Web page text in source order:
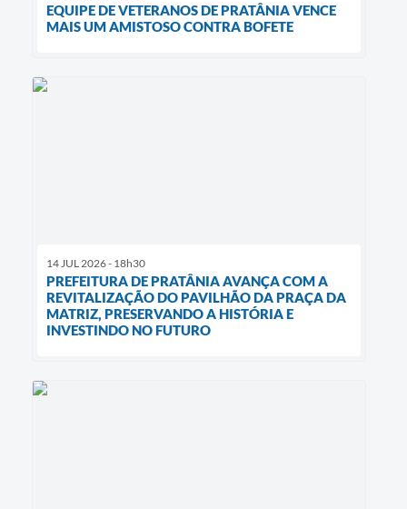
EQUIPE DE VETERANOS DE PRATÂNIA VENCE
MAIS UM AMISTOSO CONTRA BOFETE
14 JUL 2026 - 18h30
PREFEITURA DE PRATÂNIA AVANÇA COM A
REVITALIZAÇÃO DO PAVILHÃO DA PRAÇA DA
MATRIZ, PRESERVANDO A HISTÓRIA E
INVESTINDO NO FUTURO